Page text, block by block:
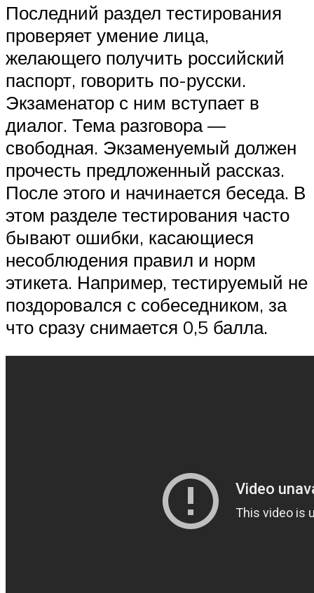
Последний раздел тестирования
проверяет умение лица,
желающего получить российский
паспорт, говорить по-русски.
Экзаменатор с ним вступает в
диалог. Тема разговора —
свободная. Экзаменуемый должен
прочесть предложенный рассказ.
После этого и начинается беседа. В
этом разделе тестирования часто
бывают ошибки, касающиеся
несоблюдения правил и норм
этикета. Например, тестируемый не
поздоровался с собеседником, за
что сразу снимается 0,5 балла.